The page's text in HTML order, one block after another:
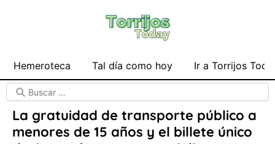
Hemeroteca Tal día como hoy Ir a Torrijos
La gratuidad de transporte público a
menores de 15 años y el billete único